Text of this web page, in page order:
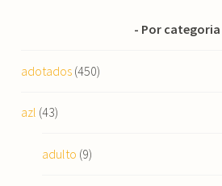
Por categoria
adotados (450)
azl (43)
adulto (9)